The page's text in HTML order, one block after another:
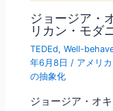
ジョージア・
リカン・モダ
TEDEd,Well-
年6月8日 / アメリ
の抽象化
ジョージア・オ